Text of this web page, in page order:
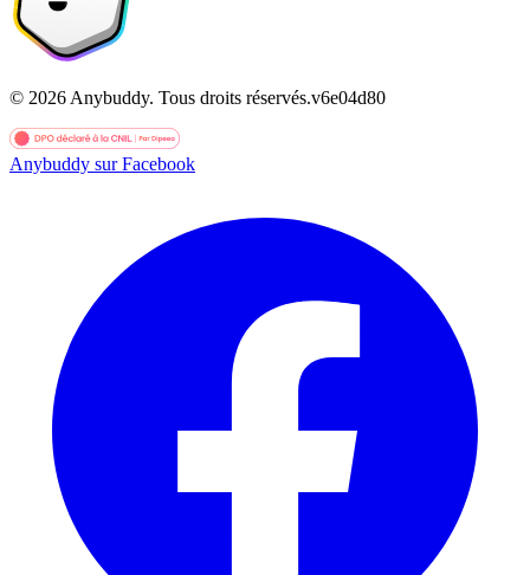
© 2026 Anybuddy. Tous droits réservés.v6e04d80
Anybuddy sur Facebook